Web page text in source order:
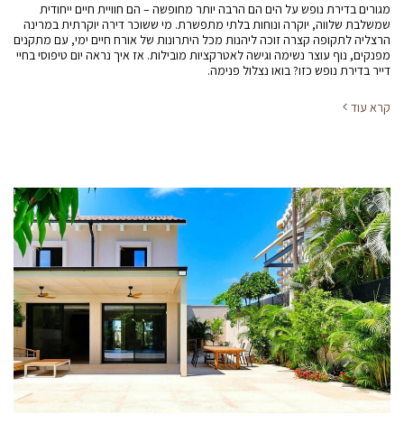
מגורים בדירת נופש על הים הם הרבה יותר מחופשה – הם חוויית חיים ייחודית
שמשלבת שלווה, יוקרה ונוחות בלתי מתפשרת. מי ששוכר דירה יוקרתית במרינה
הרצליה לתקופה קצרה זוכה ליהנות מכל היתרונות של אורח חיים ימי, עם מתקנים
מפנקים, נוף עוצר נשימה וגישה לאטרקציות מובילות. אז איך נראה יום טיפוסי בחיי
דייר בדירת נופש כזו? בואו נצלול פנימה.
קרא עוד